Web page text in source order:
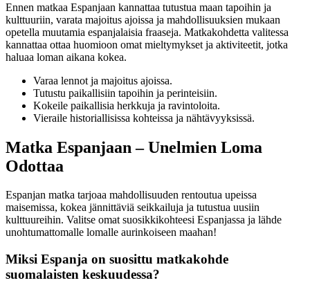
Ennen matkaa Espanjaan kannattaa tutustua maan tapoihin ja
kulttuuriin, varata majoitus ajoissa ja mahdollisuuksien mukaan
opetella muutamia espanjalaisia fraaseja. Matkakohdetta valitessa
kannattaa ottaa huomioon omat mieltymykset ja aktiviteetit, jotka
haluaa loman aikana kokea.
Varaa lennot ja majoitus ajoissa.
Tutustu paikallisiin tapoihin ja perinteisiin.
Kokeile paikallisia herkkuja ja ravintoloita.
Vieraile historiallisissa kohteissa ja nähtävyyksissä.
Matka Espanjaan – Unelmien Loma
Odottaa
Espanjan matka tarjoaa mahdollisuuden rentoutua upeissa
maisemissa, kokea jännittäviä seikkailuja ja tutustua uusiin
kulttuureihin. Valitse omat suosikkikohteesi Espanjassa ja lähde
unohtumattomalle lomalle aurinkoiseen maahan!
Miksi Espanja on suosittu matkakohde
suomalaisten keskuudessa?